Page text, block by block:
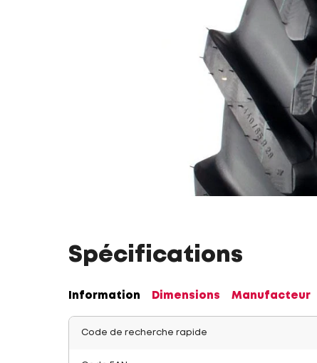
Spécifications
Information Dimensions Manufacteur
Code de recherche rapide